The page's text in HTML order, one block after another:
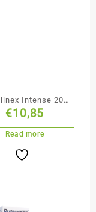
Intense 20
Pastylek
€10,85
Read more